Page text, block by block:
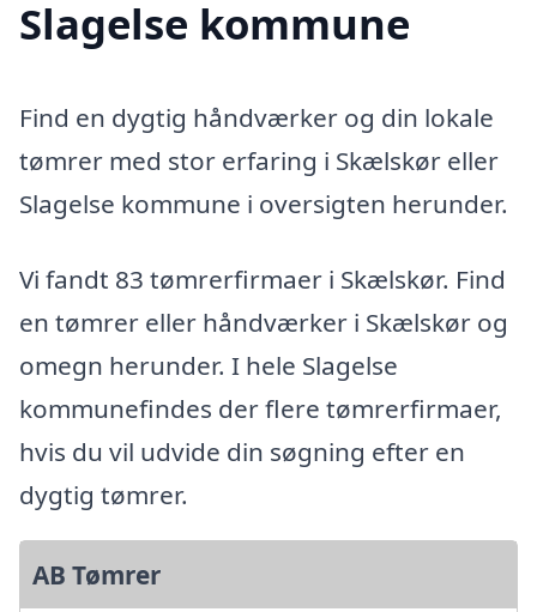
Slagelse kommune
Find en dygtig håndværker og din lokale
tømrer med stor erfaring i Skælskør eller
Slagelse kommune i oversigten herunder.
Vi fandt 83 tømrerfirmaer i Skælskør. Find
en tømrer eller håndværker i Skælskør og
omegn herunder. I hele Slagelse
kommunefindes der flere tømrerfirmaer,
hvis du vil udvide din søgning efter en
dygtig tømrer.
AB Tømrer